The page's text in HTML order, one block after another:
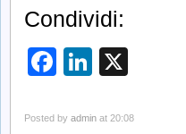
Condividi:
Facebook
LinkedIn
Posted by admin at 20:08